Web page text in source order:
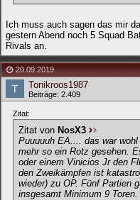
Ich muss auch sagen das mir
gestern Abend noch 5 Squad
Rivals an.
20.09.2019
Tonikroos1987
Beiträge: 2.409
Zitat:
Zitat von NosX3
Puuuuuh EA.... das war
mehr so ein Rotz gesehen.
oder einem Vinicios Jr den
den Zweikämpfen ist
wieder) zu OP. Fünf Partien
insgesamt Minimum 9